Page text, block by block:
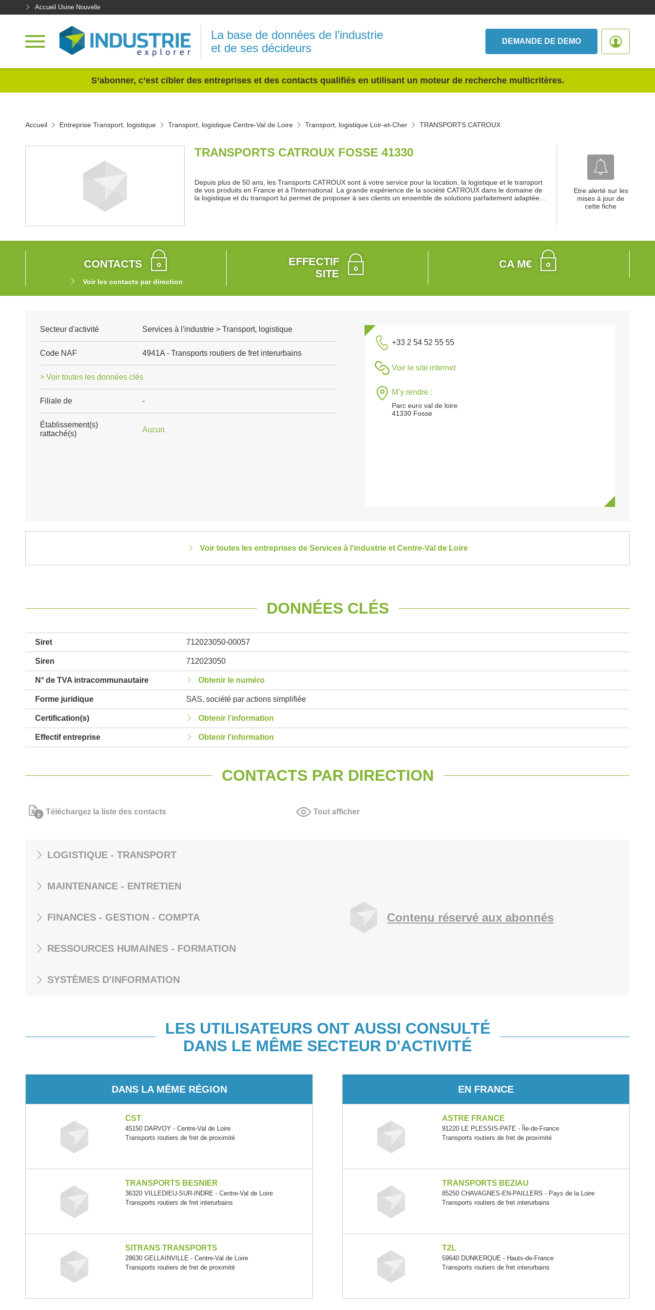
Accueil Usine Nouvelle
La base de données de l’industrie
et de ses décideurs
DEMANDE DE DEMO
S’abonner, c’est cibler des entreprises et des contacts qualifiés en utilisant un moteur de recherche multicritères.
Accueil Entreprise Transport, logistique Transport, logistique Centre-Val de Loire Transport, logistique Loir-et-Cher TRANSPORTS CATROUX
TRANSPORTS CATROUX FOSSE 41330
Depuis plus de 50 ans, les Transports CATROUX sont à votre service pour la location, la logistique et le transport
de vos produits en France et à l'International. La grande expérience de la société CATROUX dans le domaine de
la logistique et du transport lui permet de proposer à ses clients un ensemble de solutions parfaitement adaptée…
Etre alerté sur les
mises à jour de
cette fiche
CONTACTS
Voir les contacts par direction
EFFECTIF
SITE
CA M€
Secteur d'activité Services à l'industrie > Transport, logistique
Code NAF 4941A - Transports routiers de fret interurbains
> Voir toutes les données clés
Filiale de -
Établissement(s)
rattaché(s)
Aucun
+33 2 54 52 55 55
Voir le site internet
M’y rendre :
Parc euro val de loire
41330 Fosse
Voir toutes les entreprises de Services à l'industrie et Centre-Val de Loire
DONNÉES CLÉS
Siret 712023050-00057
Siren 712023050
N° de TVA intracommunautaire Obtenir le numéro
Forme juridique SAS, société par actions simplifiée
Certification(s) Obtenir l'information
Effectif entreprise Obtenir l'information
CONTACTS PAR DIRECTION
Téléchargez la liste des contacts Tout afficher
LOGISTIQUE - TRANSPORT
MAINTENANCE - ENTRETIEN
FINANCES - GESTION - COMPTA
RESSOURCES HUMAINES - FORMATION
SYSTÈMES D'INFORMATION
Contenu réservé aux abonnés
LES UTILISATEURS ONT AUSSI CONSULTÉ
DANS LE MÊME SECTEUR D'ACTIVITÉ
DANS LA MÊME RÉGION
CST
45150 DARVOY - Centre-Val de Loire
Transports routiers de fret de proximité
TRANSPORTS BESNIER
36320 VILLEDIEU-SUR-INDRE - Centre-Val de Loire
Transports routiers de fret interurbains
SITRANS TRANSPORTS
28630 GELLAINVILLE - Centre-Val de Loire
Transports routiers de fret de proximité
EN FRANCE
ASTRE FRANCE
91220 LE PLESSIS-PATE - Île-de-France
Transports routiers de fret de proximité
TRANSPORTS BEZIAU
85250 CHAVAGNES-EN-PAILLERS - Pays de la Loire
Transports routiers de fret interurbains
T2L
59640 DUNKERQUE - Hauts-de-France
Transports routiers de fret interurbains